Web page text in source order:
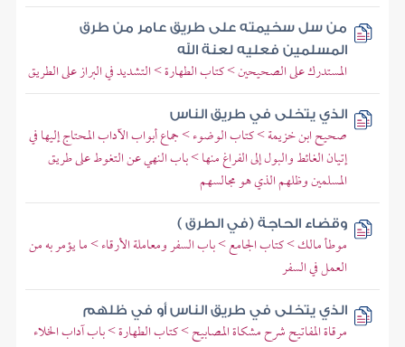
من سل سخيمته على طريق عامر من طرق
المسلمين فعليه لعنة الله
المستدرك على الصحيحين > كتاب الطهارة > التشديد في البراز على الطريق
الذي يتخلى في طريق الناس
صحيح ابن خزيمة > كتاب الوضوء > جماع أبواب الآداب المحتاج إليها في
إتيان الغائط والبول إلى الفراغ منها > باب النهي عن التغوط على طريق
المسلمين وظلهم الذي هو مجالسهم
وقضاء الحاجة (في الطرق )
موطأ مالك > كتاب الجامع > باب السفر ومعاملة الأرقاء > ما يؤمر به من
العمل في السفر
الذي يتخلى في طريق الناس أو في ظلهم
مرقاة المفاتيح شرح مشكاة المصابيح > كتاب الطهارة > باب آداب الخلاء